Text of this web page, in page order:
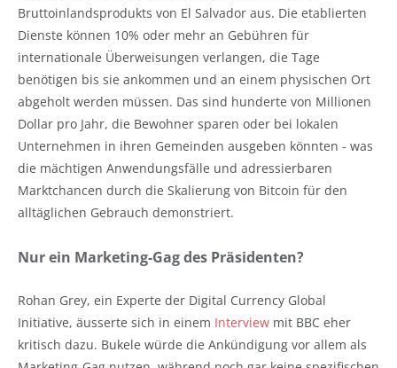
Bruttoinlandsprodukts von El Salvador aus. Die etablierten
Dienste können 10% oder mehr an Gebühren für
internationale Überweisungen verlangen, die Tage
benötigen bis sie ankommen und an einem physischen Ort
abgeholt werden müssen. Das sind hunderte von Millionen
Dollar pro Jahr, die Bewohner sparen oder bei lokalen
Unternehmen in ihren Gemeinden ausgeben könnten - was
die mächtigen Anwendungsfälle und adressierbaren
Marktchancen durch die Skalierung von Bitcoin für den
alltäglichen Gebrauch demonstriert.
Nur ein Marketing-Gag des Präsidenten?
Rohan Grey, ein Experte der Digital Currency Global
Initiative, äusserte sich in einem Interview mit BBC eher
kritisch dazu. Bukele würde die Ankündigung vor allem als